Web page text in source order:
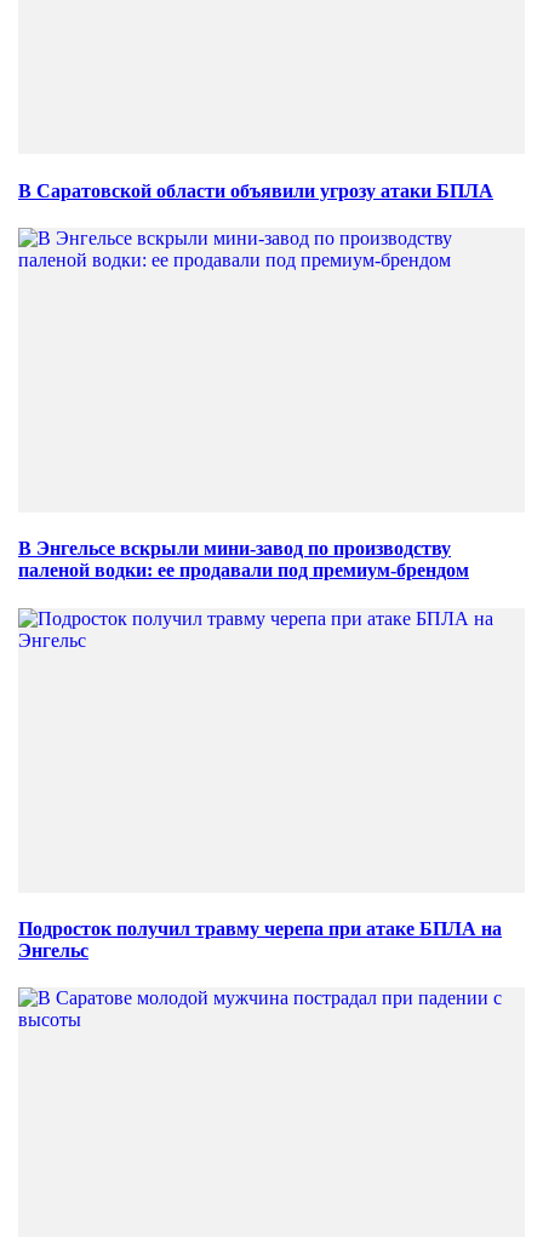
В Саратовской области объявили угрозу атаки БПЛА
В Энгельсе вскрыли мини-завод по производству
паленой водки: ее продавали под премиум-брендом
Подросток получил травму черепа при атаке БПЛА на
Энгельс